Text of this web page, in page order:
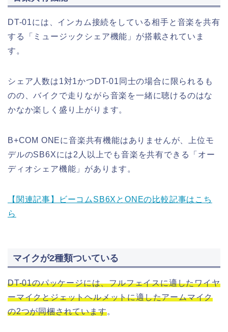
DT-01には、インカム接続をしている相手と音楽を共有
する「ミュージックシェア機能」が搭載されていま
す。
シェア人数は1対1かつDT-01同士の場合に限られるも
のの、バイクで走りながら音楽を一緒に聴けるのはな
かなか楽しく盛り上がります。
B+COM ONEに音楽共有機能はありませんが、上位モ
デルのSB6Xには2人以上でも音楽を共有できる「オー
ディオシェア機能」があります。
【関連記事】ビーコムSB6XとONEの比較記事はこち
ら
マイクが2種類ついている
DT-01のパッケージには、フルフェイスに適したワイヤ
ーマイクとジェットヘルメットに適したアームマイク
の2つが同梱されています。